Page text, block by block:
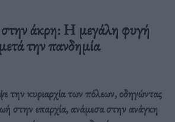
άκρη: H μεγάλη φυγή
την πανδημία
την κυριαρχία των πόλεων, οδηγώντας
στην επαρχία, ανάμεσα στην ανάγκη